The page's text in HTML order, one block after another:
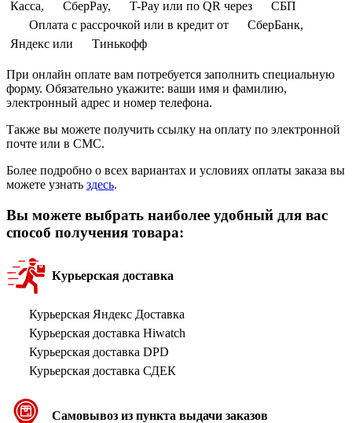
Касса,
СберPay, T-Pay или по QR через
СБП
Оплата с рассрочкой или в кредит от
СберБанк,
Яндекс или
Тинькофф
При онлайн оплате вам потребуется заполнить специальную
форму. Обязательно укажите: ваши имя и фамилию,
электронный адрес и номер телефона.
Также вы можете получить ссылку на оплату по электронной
почте или в СМС.
Более подробно о всех вариантах и условиях оплаты заказа вы
можете узнать здесь.
Вы можете выбрать наиболее удобный для вас
способ получения товара:
Курьерская доставка
Курьерская Яндекс Доставка
Курьерская доставка Hiwatch
Курьерская доставка DPD
Курьерская доставка СДЕК
Самовывоз из пункта выдачи заказов